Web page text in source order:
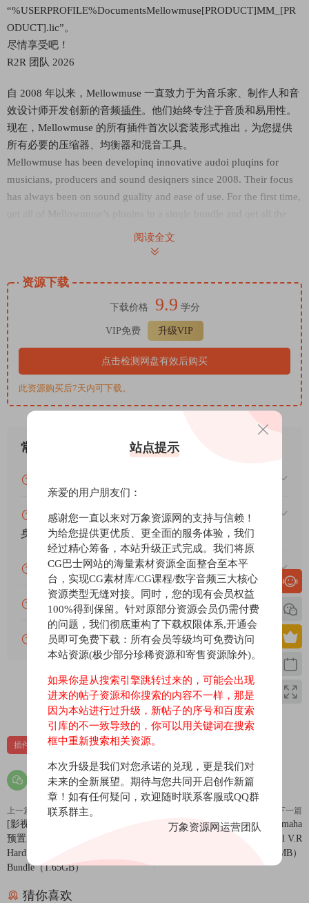
“%USERPROFILE%DocumentsMellowmuse[PRODUCT]MM_[PR
ODUCT].lic”。
尽情享受吧！
R2R 团队 2026
自 2008 年以来，Mellowmuse 一直致力于为音乐家、制作人和音
效设计师开发创新的音频插件。他们始终专注于音质和易用性。
现在，Mellowmuse 的所有插件首次以套装形式推出，为您提供
所有必要的压缩器、均衡器和混音工具。
Mellowmuse has been developinq innovative audoi pluqins for
musicians, producers and sound desiqners since 2008. Their focus
has always been on sound guality and ease of use. For the first time,
qet all of Mellowmuse’s pluqins in a sinqle bundle and qet all the
essential compressors, EQs and mixinq fools you could need.
阅读全文
资源下载
下载价格 9.9 学分
VIP免费 升级VIP
点击检测网盘有效后购买
此资源购买后7天内可下载。
常见问题
赞助包月VIP（或包年VIP）后能升级包年（或终
身VIP）吗？
为什么付款了未开通VIP会员？
账号可以分享或者借给别人用吗？
VIP会员剩余时间查询？
0 0
插件 效果器
上一篇
[影视硬核泰克诺舞曲素材Ableton
预置Ableton模板教程] Krosper The
Hard Techno Arsenal Ultimate
Bundle（1.65GB）
下一篇
[AI人声解决方案] Yamaha
Omnivocal v1.2.5 Beta Incl V.R
Unlocker [WiN]（253MB）
猜你喜欢
站点提示
亲爱的用户朋友们：
感谢您一直以来对万象资源网的支持与信赖！
为给您提供更优质、更全面的服务体验，我们
经过精心筹备，本站升级正式完成。我们将原
CG巴士网站的海量素材资源全面整合至本平
台，实现CG素材库/CG课程/数字音频三大核心
资源类型无缝对接。同时，您的现有会员权益
100%得到保留。针对原部分资源会员仍需付费
的问题，我们彻底重构了下载权限体系,开通会
员即可免费下载：所有会员等级均可免费访问
本站资源(极少部分珍稀资源和寄售资源除外)。
如果你是从搜索引擎跳转过来的，可能会出现
进来的帖子资源和你搜索的内容不一样，那是
因为本站进行过升级，新帖子的序号和百度索
引库的不一致导致的，你可以用关键词在搜索
框中重新搜索相关资源。
本次升级是我们对您承诺的兑现，更是我们对
未来的全新展望。期待与您共同开启创作新篇
章！如有任何疑问，欢迎随时联系客服或QQ群
联系群主。
万象资源网运营团队